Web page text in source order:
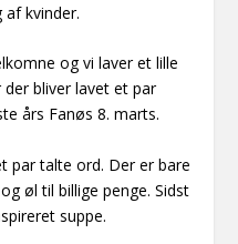
kvinder.
og vi laver et lille
bliver lavet et par
års Fanøs 8. marts.
par talte ord. Der er bare
øl til billige penge. Sidst
suppe.